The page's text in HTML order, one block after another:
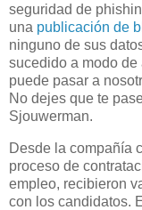
seguridad de
una publicación de
ninguno de sus
sucedido a modo
puede pasar a
No dejes que te
Sjouwerman.
Desde la compañía
proceso de
empleo, recibieron
con los candidatos.